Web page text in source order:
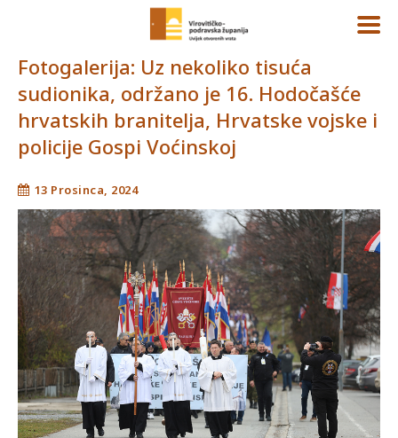
Fotogalerija: Uz nekoliko tisuća
sudionika, održano je 16. Hodočašće
hrvatskih branitelja, Hrvatske vojske i
policije Gospi Voćinskoj
13 Prosinca, 2024